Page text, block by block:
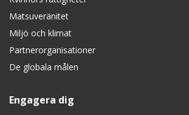
Matsuveränitet
Miljö och klimat
Partnerorganisationer
De globala målen
Engagera dig